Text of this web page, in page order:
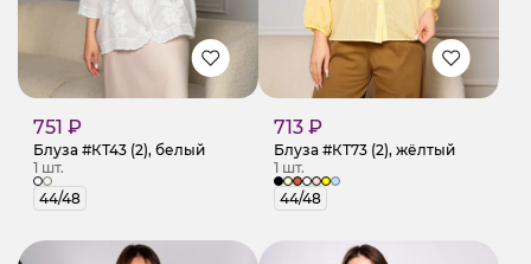
751 ₽
Блуза #КТ43 (2), белый
1 шт.
44/48
713 ₽
Блуза #КТ73 (2), жёлтый
1 шт.
44/48